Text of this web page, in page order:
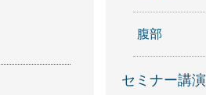
腹部
セミナー講演